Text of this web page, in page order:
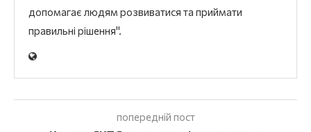
допомагає людям розвиватися та приймати
правильні рішення".
попередній пост